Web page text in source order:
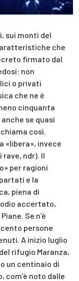
sui monti del
che
firmato dal
non
o privati
che ne è
cinquanta
se quasi
così.
«libera», invece
ndr). Il
per ragioni
e la
piena di
accertato,
Se n’è
persone
A inizio luglio
rifugio Maranza,
un centinaio di
com’è noto dalle